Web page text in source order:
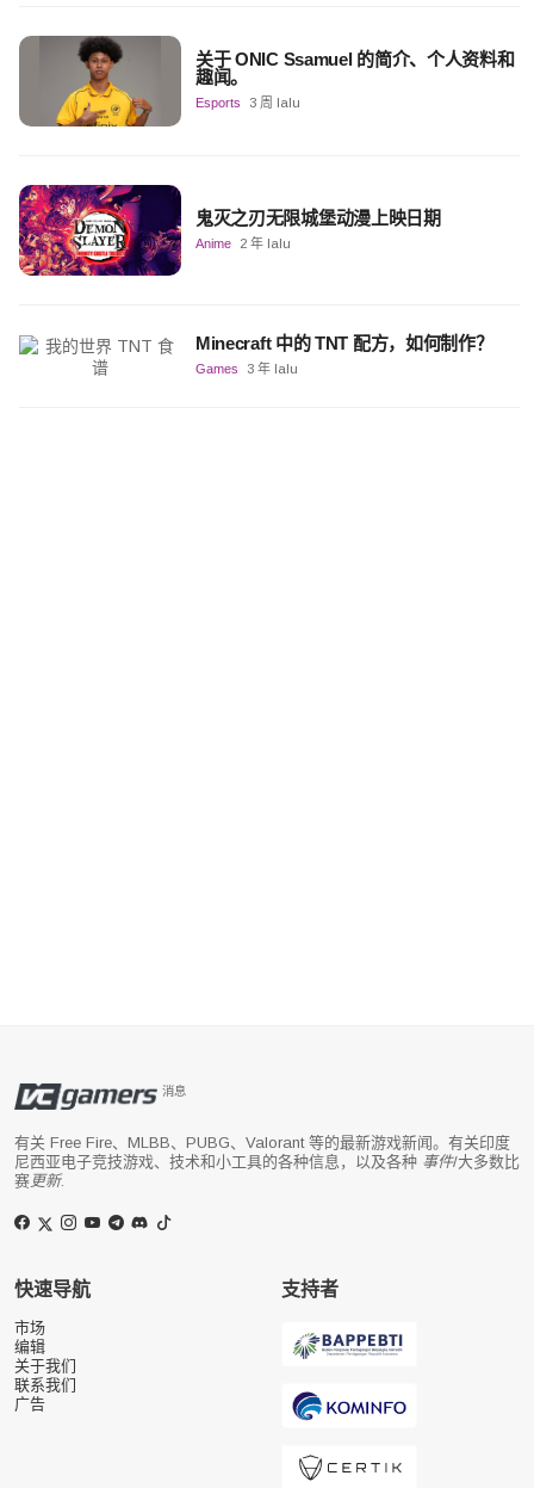
关于 ONIC Ssamuel 的简介、个人资料和
趣闻。
Esports 3 周 lalu
鬼灭之刃无限城堡动漫上映日期
Anime 2 年 lalu
Minecraft 中的 TNT 配方，如何制作？
Games 3 年 lalu
消息
有关 Free Fire、MLBB、PUBG、Valorant 等的最新游戏新闻。有关印度
尼西亚电子竞技游戏、技术和小工具的各种信息，以及各种 事件/大多数比
赛 更新.
快速导航
市场
编辑
关于我们
联系我们
广告
支持者